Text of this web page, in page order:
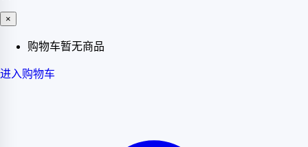
×
购物车暂无商品
进入购物车